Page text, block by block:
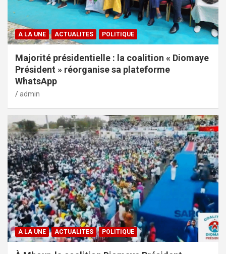
A LA UNE ACTUALITES POLITIQUE
Majorité présidentielle : la coalition « Diomaye
Président » réorganise sa plateforme
WhatsApp
admin
A LA UNE ACTUALITES POLITIQUE